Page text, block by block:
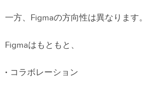
一方、Figmaの方向性は異なります。
Figmaはもともと、
コラボレーション